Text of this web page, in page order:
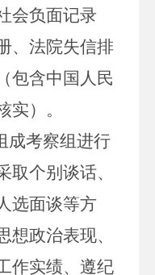
会负面记录
、法院失信排
包含中国人民
实）。
成考察组进行
取个别谈话、
选面谈等方
想政治表现、
作实绩、遵纪